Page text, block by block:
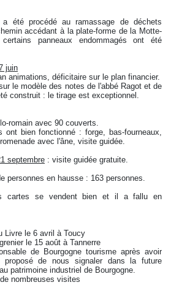
procédé au ramassage de déchets
accédant à la plate-forme de la Motte-
panneaux endommagés ont été
juin
animations, déficitaire sur le plan financier.
le modèle des notes de l'abbé Ragot et de
construit : le tirage est exceptionnel.
romain avec 90 couverts.
ont bien fonctionné : forge, bas-fourneaux,
avec l'âne, visite guidée.
septembre : visite guidée gratuite.
personnes en hausse : 163 personnes.
se vendent bien et il a fallu en
Livre le 6 avril à Toucy
le 15 août à Tannerre
de Bourgogne tourisme après avoir
de nous signaler dans la future
patrimoine industriel de Bourgogne.
nombreuses visites